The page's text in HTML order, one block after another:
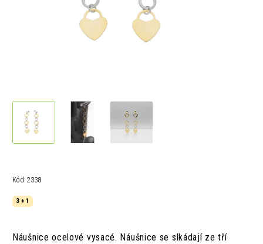
Kód: 2338
3 + 1
Náušnice ocelové vysacé. Náušnice se slkádají ze tří